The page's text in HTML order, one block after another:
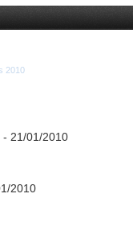
2010
- 21/01/2010
2010